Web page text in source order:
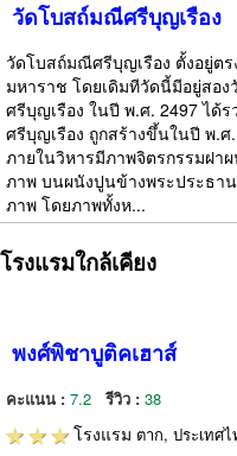
วัดโบสถ์มณีศรีบุญเรือง
วัดโบสถ์มณีศรีบุญเรือง ตั้งอยู่ต
มหาราช โดยเดิมทีวัดนี้มีอยู่สอ
ศรีบุญเรือง ในปี พ.ศ. 2497 ได้
ศรีบุญเรือง ถูกสร้างขึ้นในปี พ.ศ
ภายในวิหารมีภาพจิตรกรรมฝา
ภาพ บนผนังปูนข้างพระประธา
ภาพ โดยภาพทั้งห...
โรงแรมใกล้เคียง
พงศ์พิชาบูติคเฮาส์
คะแนน : 7.2 รีวิว : 38
โรงแรม ตาก, ประเทศ